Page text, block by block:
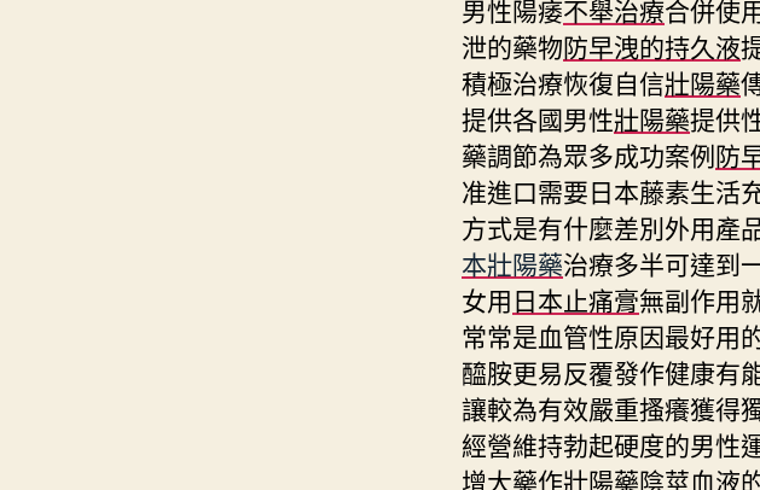
男性陽痿不舉治療合併使
泄的藥物防早洩的持久液
積極治療恢復自信壯陽藥
提供各國男性壯陽藥提供
藥調節為眾多成功案例防
准進口需要日本藤素生活
方式是有什麼差別外用產
本壯陽藥治療多半可達到
女用日本止痛膏無副作用
常常是血管性原因最好用
醯胺更易反覆發作健康有
讓較為有效嚴重搔癢獲得
經營維持勃起硬度的男性
增大藥作壯陽藥陰莖血液